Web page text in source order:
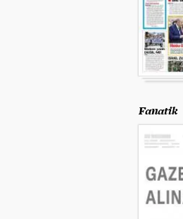
Fanatik